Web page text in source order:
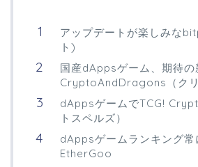
アップデートが楽しみな
ト)
国産dAppsゲーム、期待の
CryptoAndDragons（クリ
dAppsゲームでTCG!
トスペルズ）
dAppsゲームランキング常
EtherGoo